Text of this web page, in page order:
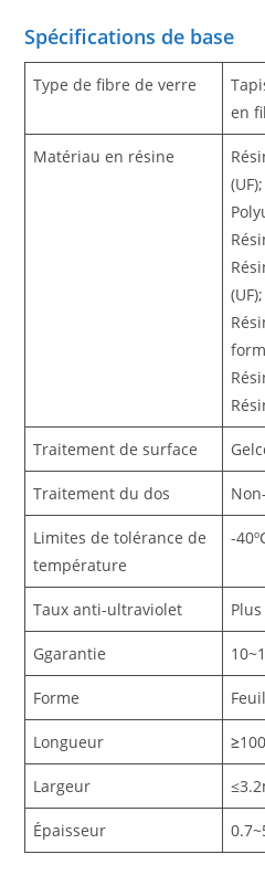
Spécifications de base
Type de fibre de verre
en
Matériau en résine
(UF);
(UF);
Traitement de surface
Traitement du dos
Limites de tolérance de
température
-
Taux anti-ultraviolet
Ggarantie
Forme
Longueur ≥
Largeur
Épaisseur